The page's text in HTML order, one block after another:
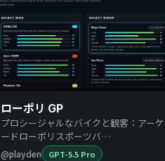
ローポリ GP
プロシージャルなバイクと観客：アーケ
ードローポリスポーツバ…
@playden GPT-5.5 Pro